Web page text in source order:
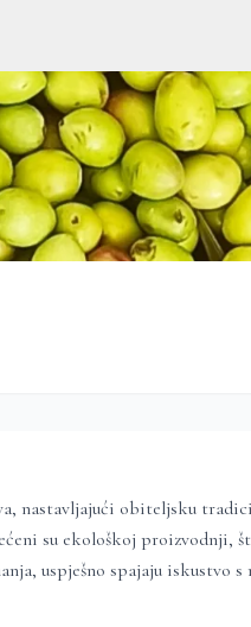
nastavljajući obiteljsku
su ekološkoj proizvodnji,
uspješno spajaju iskustvo